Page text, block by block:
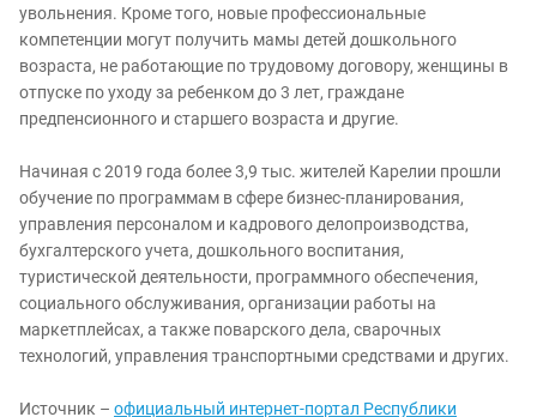
увольнения. Кроме того, новые профессиональные
компетенции могут получить мамы детей дошкольного
возраста, не работающие по трудовому договору, женщины в
отпуске по уходу за ребенком до 3 лет, граждане
предпенсионного и старшего возраста и другие.
Начиная с 2019 года более 3,9 тыс. жителей Карелии прошли
обучение по программам в сфере бизнес-планирования,
управления персоналом и кадрового делопроизводства,
бухгалтерского учета, дошкольного воспитания,
туристической деятельности, программного обеспечения,
социального обслуживания, организации работы на
маркетплейсах, а также поварского дела, сварочных
технологий, управления транспортными средствами и других.
Источник – официальный интернет-портал Республики